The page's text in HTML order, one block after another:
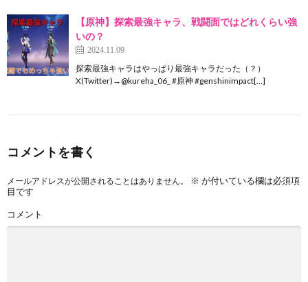
【原神】探索最強キャラ、戦闘面ではどれくらい強
いの？
2024.11.09
探索最強キャラはやっぱり最強キャラだった（？）
X(Twitter)→@kureha_06_ #原神 #genshinimpact[…]
コメントを書く
メールアドレスが公開されることはありません。 ※ が付いている欄は必須項
目です
コメント